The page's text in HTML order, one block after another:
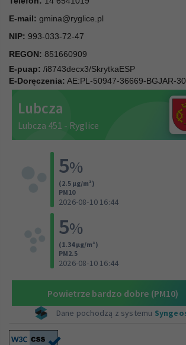
E-mail: gmina@ryglice.pl
NIP: 993-033-72-47
REGON: 851660909
E-puap: /i8743decx3/SkrytkaESP
E-Doręczenia: AE:PL-50947-36669-BGJAR-30